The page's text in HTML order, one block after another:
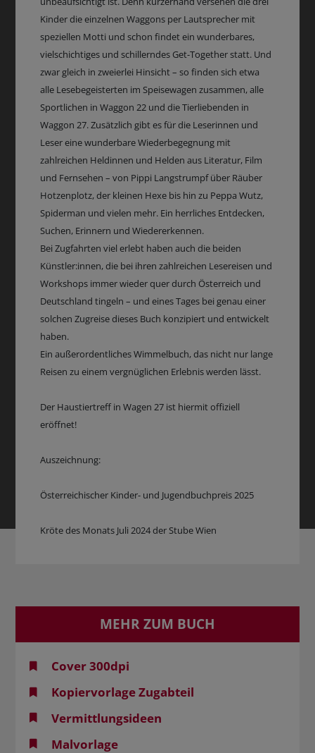
Kinder die einzelnen Waggons per Lautsprecher mit
speziellen Motti und schon findet ein wunderbares,
vielschichtiges und schillerndes Get-Together statt. Und
zwar gleich in zweierlei Hinsicht – so finden sich etwa
alle Lesebegeisterten im Speisewagen zusammen, alle
Sportlichen in Waggon 22 und die Tierliebenden in
Waggon 27. Zusätzlich gibt es für die Leserinnen und
Leser eine wunderbare Wiederbegegnung mit
zahlreichen Heldinnen und Helden aus Literatur, Film
und Fernsehen – von Pippi Langstrumpf über Räuber
Hotzenplotz, der kleinen Hexe bis hin zu Peppa Wutz,
Spiderman und vielen mehr. Ein herrliches Entdecken,
Suchen, Erinnern und Wiedererkennen.
Bei Zugfahrten viel erlebt haben auch die beiden
Künstler:innen, die bei ihren zahlreichen Lesereisen und
Workshops immer wieder quer durch Österreich und
Deutschland tingeln – und eines Tages bei genau einer
solchen Zugreise dieses Buch konzipiert und entwickelt
haben.
Ein außerordentliches Wimmelbuch, das nicht nur lange
Reisen zu einem vergnüglichen Erlebnis werden lässt.
Der Haustiertreff in Wagen 27 ist hiermit offiziell
eröffnet!
Auszeichnung:
Österreichischer Kinder- und Jugendbuchpreis 2025
Kröte des Monats Juli 2024 der Stube Wien
MEHR ZUM BUCH
Cover 300dpi
Kopiervorlage Zugabteil
Vermittlungsideen
Malvorlage